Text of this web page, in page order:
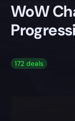
WoW
172 deals